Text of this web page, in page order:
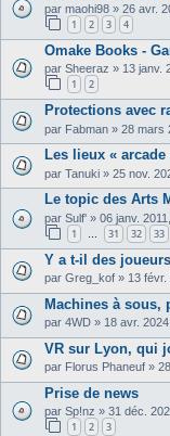
par maohi98 » 26 avr.
1 2 3 4
Omake Books -
par Sheeraz » 13 janv.
1 2
Protections avec
par Fabman » 28 mars
Les lieux « arcade
par Tanuki » 25 nov.
Le topic des Arts
par Sulf' » 06 janv.
1 31 32 33
Y a t-il des
par Greg_kof » 13 févr.
Machines à sous,
par 4WD » 18 avr.
VR sur Lyon, qui
par Florus Phaneuf »
Prise de news
par Sp!nz » 31 déc.
1 2 3